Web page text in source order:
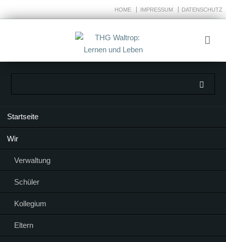
HOME IMPRESSUM DATENSCHUTZ
Startseite
Wir
Verwaltung
Schüler
Kollegium
Eltern